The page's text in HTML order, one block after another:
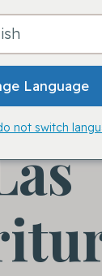
Language
not switch